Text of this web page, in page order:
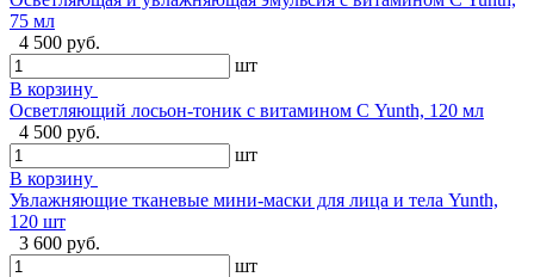
75 мл
4 500 руб.
шт
В корзину
Осветляющий лосьон-тоник с витамином С Yunth, 120 мл
4 500 руб.
шт
В корзину
Увлажняющие тканевые мини-маски для лица и тела Yunth,
120 шт
3 600 руб.
шт